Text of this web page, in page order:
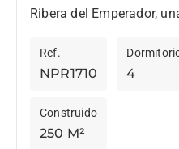
Ribera del Emperador,
una zona...
NPR1710
Ref.
4
250 M²
Construido